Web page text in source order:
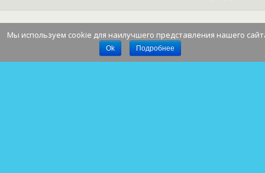
Мы используем cookie для наилучшего представления нашего
Ok Подробнее
Наверх